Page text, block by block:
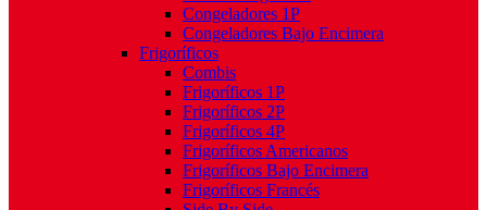
Congeladores 1P
Congeladores Bajo Encimera
Frigoríficos
Combis
Frigoríficos 1P
Frigoríficos 2P
Frigoríficos 4P
Frigoríficos Americanos
Frigoríficos Bajo Encimera
Frigoríficos Francés